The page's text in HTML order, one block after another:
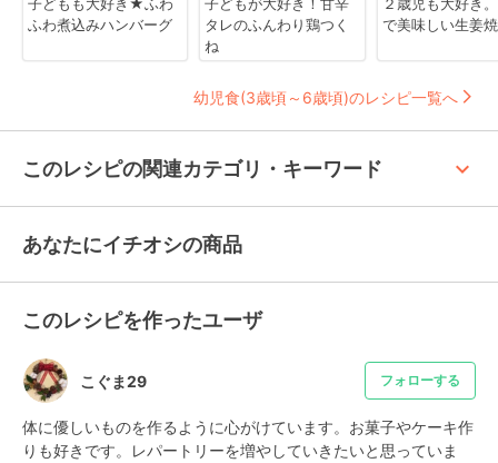
ふわ煮込みハンバーグ
タレのふんわり鶏つく
ね
で美味しい生姜
幼児食(3歳頃～6歳頃)のレシピ一覧へ
このレシピの関連カテゴリ・キーワード keyboard_arrow_up
あなたにイチオシの商品
このレシピを作ったユーザ
こぐま29 フォローする
体に優しいものを作るように心がけています。お菓子やケーキ作
りも好きです。レパートリーを増やしていきたいと思っていま